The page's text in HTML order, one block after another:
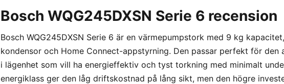
Bosch WQG245DXSN Serie 6 recension
Bosch WQG245DXSN Serie 6 är en värmepumpstork med 9 kg
kondensor och Home Connect-appstyrning. Den passar perfekt för den
i lägenhet som vill ha energieffektiv och tyst torkning med minimalt
energiklass ger den låg driftskostnad på lång sikt, men den högre